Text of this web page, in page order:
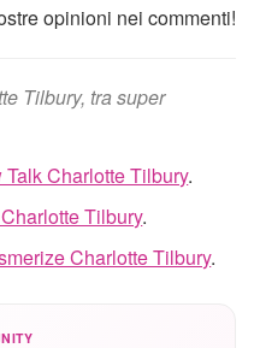
opinioni nei commenti!
Tilbury, tra super
Talk Charlotte Tilbury.
Tilbury.
Charlotte Tilbury.